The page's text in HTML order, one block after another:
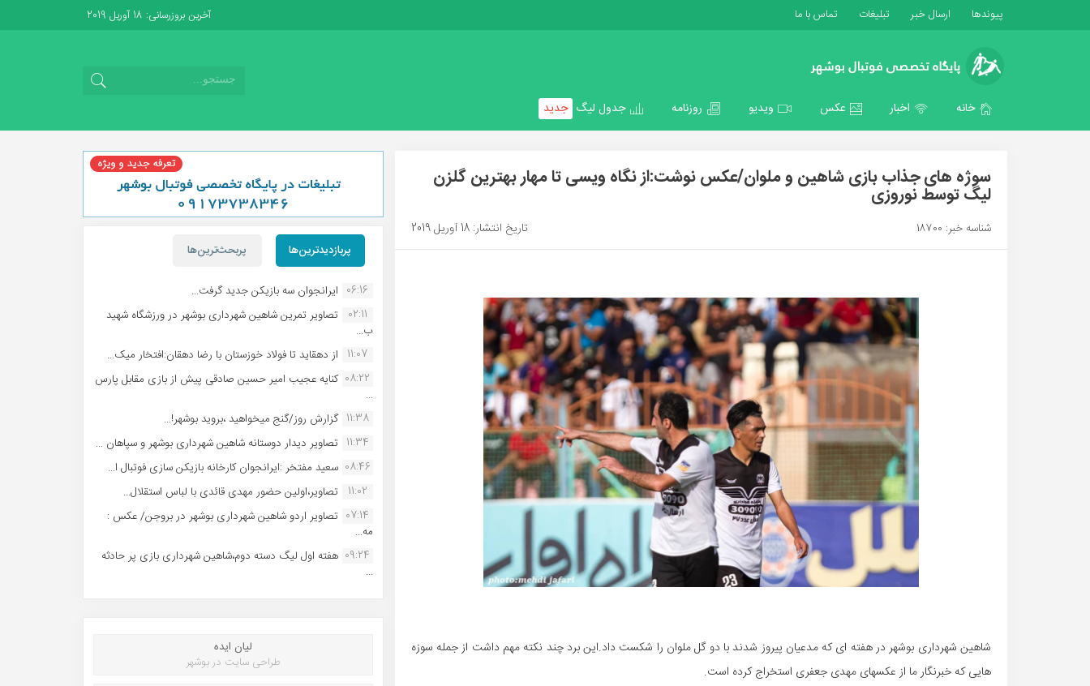
پیوندها ارسال خبر تبلیغات تماس با ما آخرین بروزرسانی: 18 آوریل 2019
خانه اخبار عکس ویدیو روزنامه جدول لیگ جدید
سوژه های جذاب بازی شاهین و ملوان/عکس نوشت:از نگاه ویسی تا مهار بهترین گلزن
لیگ توسط نوروزی
شناسه خبر: 18700 تاریخ انتشار: 18 آوریل 2019
شاهین شهرداری بوشهر در هفته ای که مدعیان پیروز شدند با دو گل ملوان را شکست داد.این برد چند نکته مهم داشت از جمله سوزه
هایی که خبرنگار ما از عکسهای مهدی جعفری استخراج کرده است.
پربازدیدترین‌ها پربحث‌ترین‌ها
06:16 ایرانجوان سه بازیکن جدید گرفت...
02:11
تصاویر تمرین شاهین شهردارى بوشهر در ورزشگاه شهید
ب...
11:07 از دهقاید تا فولاد خوزستان با رضا دهقان:افتخار میک...
08:22 کنایه عجیب امیر حسین صادقی پیش از بازی مقابل پارس
...
11:38 گزارش روز/گنج میخواهید ،بروید بوشهر!...
11:34 تصاویر دیدار دوستانه شاهین شهردارى بوشهر و سپاهان ...
08:46 سعید مفتخر :ایرانجوان کارخانه بازیکن سازی فوتبال ا...
11:02
تصاویر،اولین حضور مهدی قائدی با لباس استقلال...
07:14 تصاویر اردو شاهین شهرداری بوشهر در بروجن/ عکس :
مه...
09:24 هفته اول لیگ دسته دوم،شاهین شهرداری بازی پر حادثه
...
لیان ایده
طراحی سایت در بوشهر